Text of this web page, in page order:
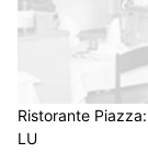
Ristorante
LU